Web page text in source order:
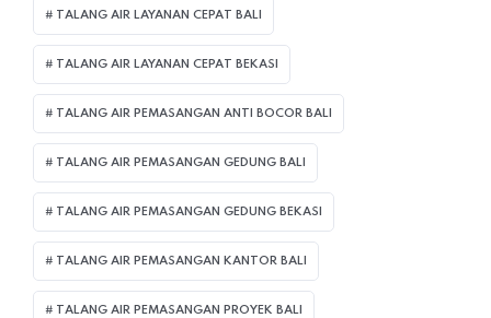
TALANG AIR LAYANAN CEPAT BALI
TALANG AIR LAYANAN CEPAT BEKASI
TALANG AIR PEMASANGAN ANTI BOCOR BALI
TALANG AIR PEMASANGAN GEDUNG BALI
TALANG AIR PEMASANGAN GEDUNG BEKASI
TALANG AIR PEMASANGAN KANTOR BALI
TALANG AIR PEMASANGAN PROYEK BALI